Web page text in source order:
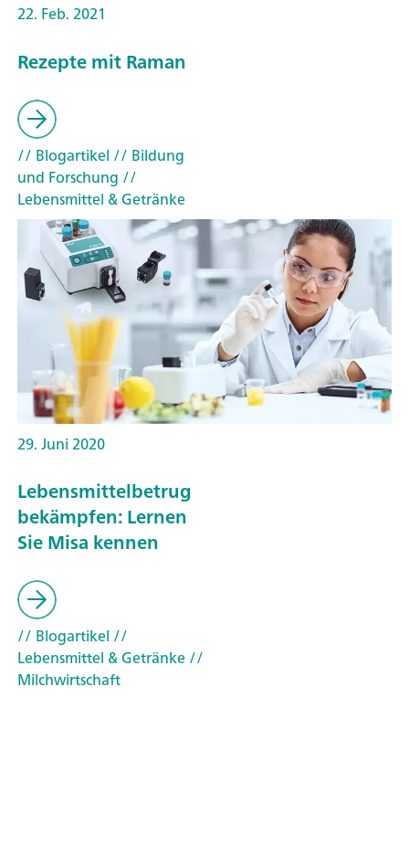
22. Feb. 2021
Rezepte mit Raman
// Blogartikel // Bildung
und Forschung //
Lebensmittel & Getränke
29. Juni 2020
Lebensmittelbetrug
bekämpfen: Lernen
Sie Misa kennen
// Blogartikel //
Lebensmittel & Getränke//
Milchwirtschaft